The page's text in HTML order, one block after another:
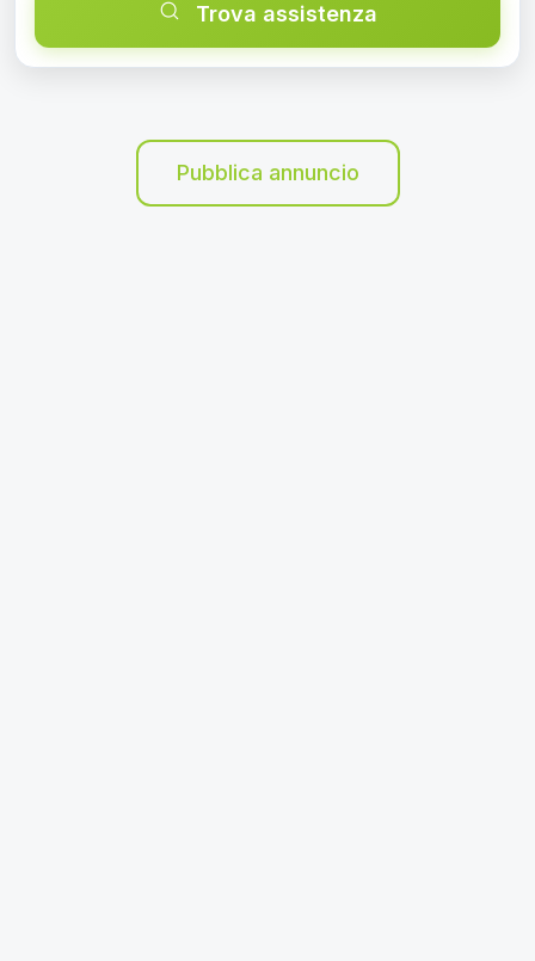
Trova assistenza
Pubblica annuncio